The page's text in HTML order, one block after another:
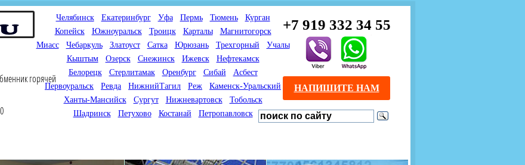
+7 919 332 34 55
Челябинск Екатеринбург Уфа Пермь Тюмень
Курган
Копейск
Южноуральск Троицк Карталы
Магнитогорск
Миасс
Чебаркуль Златоуст Сатка Юрюзань Трехгорный
Учалы
Кыштым
Озерск Снежинск Ижевск
Нефтекамск
Белорецк
Стерлитамак Оренбург Сибай
Асбест
Первоуральск
Ревда НижнийТагил Реж
Каменск-Уральский
Ханты-Мансийск
Сургут Нижневартовск
Тобольск
Шадринск
Петухово Костанай Петропавловск
горячей
НАПИШИТЕ НАМ